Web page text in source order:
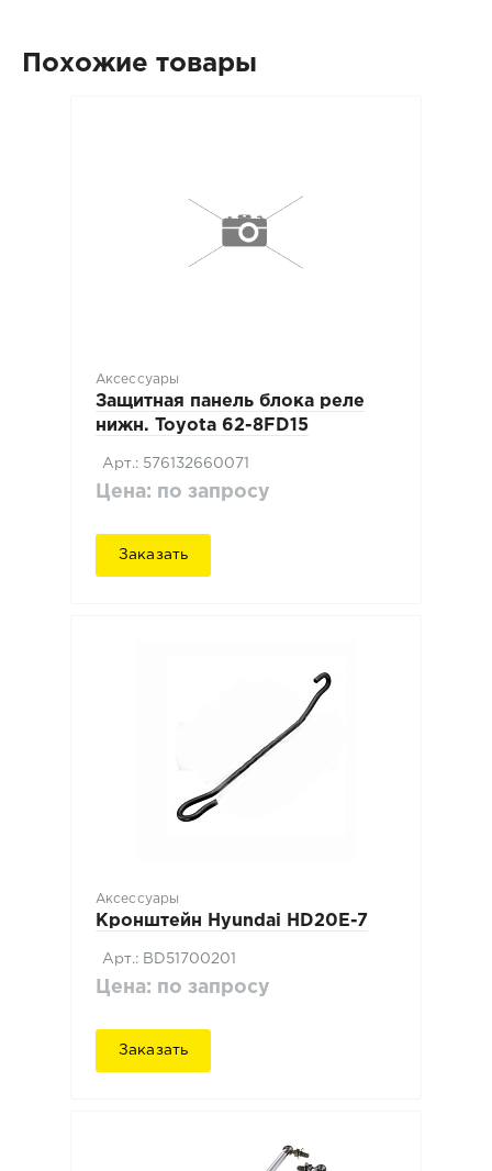
Похожие товары
Аксессуары
Защитная панель блока реле
нижн. Toyota 62-8FD15
Арт.: 576132660071
Цена: по запросу
Заказать
Аксессуары
Кронштейн Hyundai HD20E-7
Арт.: BD51700201
Цена: по запросу
Заказать